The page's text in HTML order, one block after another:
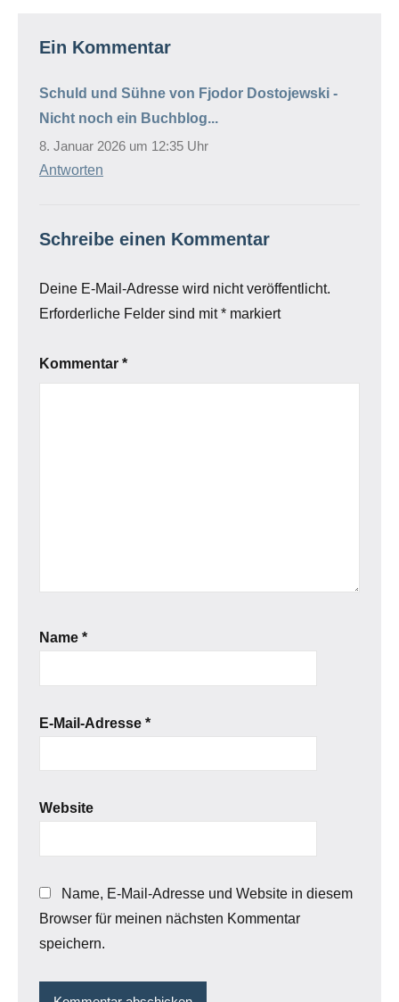
Ein Kommentar
Schuld und Sühne von Fjodor Dostojewski -
Nicht noch ein Buchblog...
8. Januar 2026 um 12:35 Uhr
Antworten
Schreibe einen Kommentar
Deine E-Mail-Adresse wird nicht veröffentlicht.
Erforderliche Felder sind mit* markiert
Kommentar *
Name *
E-Mail-Adresse *
Website
Name, E-Mail-Adresse und Website in diesem
Browser für meinen nächsten Kommentar
speichern.